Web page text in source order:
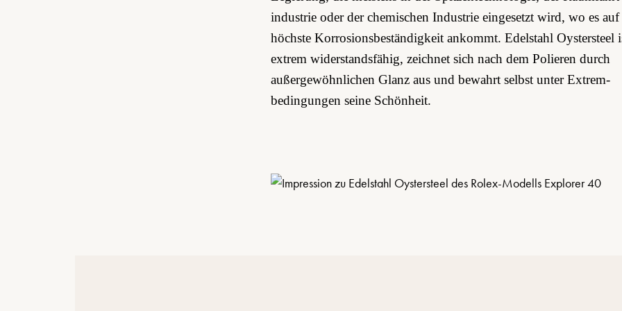
industrie oder der chemischen Industrie eingesetzt wird, wo es auf
höchste Korrosions­beständigkeit ankommt. Edelstahl Oystersteel
extrem widerstandsfähig, zeichnet sich nach dem Polieren durch
außergewöhnlichen Glanz aus und bewahrt selbst unter Extrem­
bedingungen seine Schönheit.